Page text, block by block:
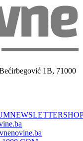
1B, 71000
NEWSLETTER